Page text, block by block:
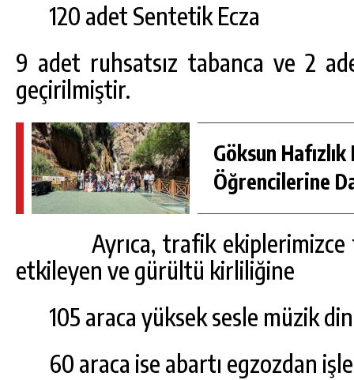
120 adet Sentetik Ecza
9 adet ruhsatsız tabanca ve 2
geçirilmiştir.
Göksun Hafızlık
Öğrencilerine
Ayrıca, trafik ekiplerimizce
etkileyen ve gürültü
105 araca yüksek sesle müzik
60 araca ise abartı egzozdan